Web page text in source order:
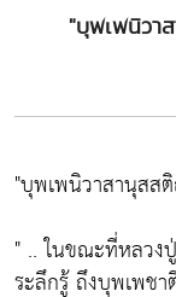
"บุพเพนิวา
"บุพเพนิวาสานุสส
" .. ในขณะที่หลวง
ระลึกรู้ ถึงบุพเพช